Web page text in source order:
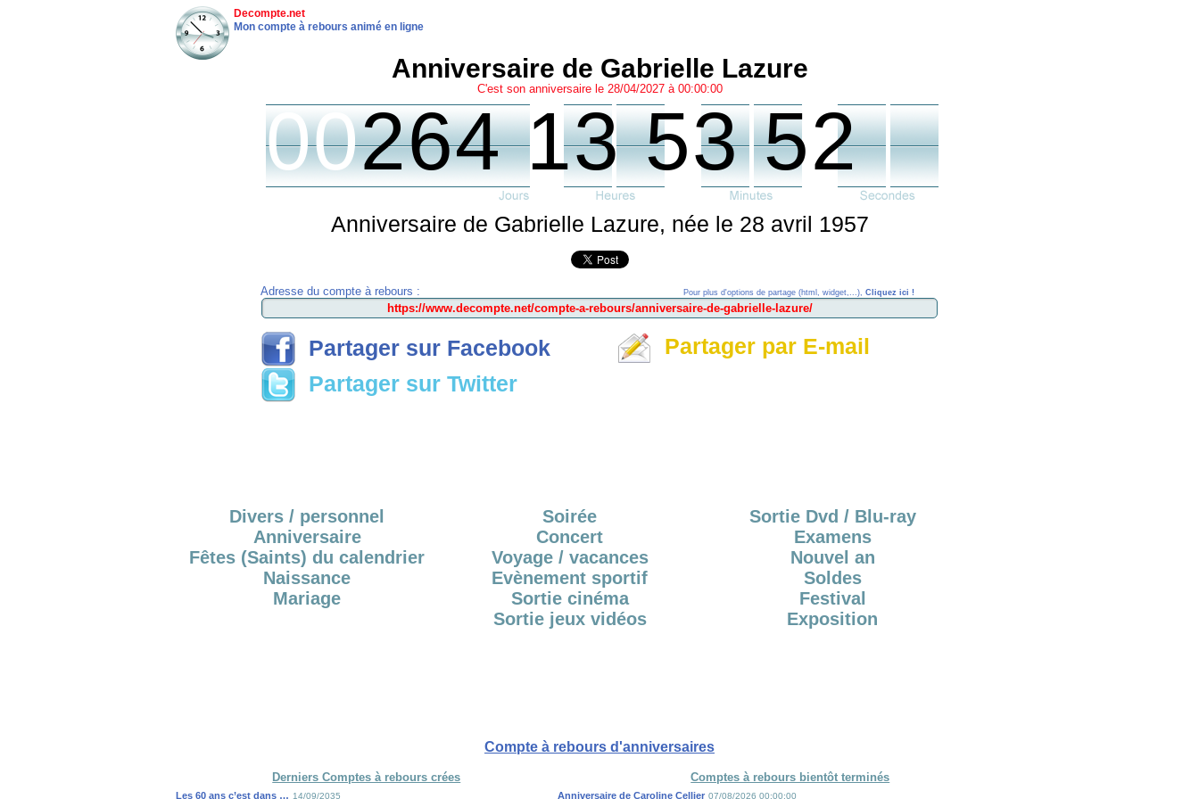
Decompte.net
Mon compte à rebours animé en ligne
Anniversaire de Gabrielle Lazure
C'est son anniversaire le 28/04/2027 à 00:00:00
00264 13 53 52
Anniversaire de Gabrielle Lazure, née le 28 avril 1957
Adresse du compte à rebours : Pour plus d'options de partage (html, widget,...), Cliquez ici !
Partager sur Facebook
Partager sur Twitter
Partager par E-mail
Divers / personnel
Anniversaire
Fêtes (Saints) du calendrier
Naissance
Mariage
Soirée
Concert
Voyage / vacances
Evènement sportif
Sortie cinéma
Sortie jeux vidéos
Sortie Dvd / Blu-ray
Examens
Nouvel an
Soldes
Festival
Exposition
Compte à rebours d'anniversaires
Derniers Comptes à rebours crées Comptes à rebours bientôt terminés
Les 60 ans c’est dans … 14/09/2035 Anniversaire de Caroline Cellier 07/08/2026 00:00:00